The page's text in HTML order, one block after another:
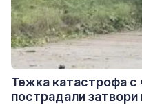
Тежка катастрофа с
пострадали затвори